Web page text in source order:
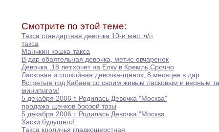
Смотрите по этой теме:
Такса стандартная девочка 10-и мес. ч/п
такса
Манчкин кошка-такса
В дар обаятельная девочка, метис-овчаренок
Девочка ,18 лет,хочет на Елку в Кремль,Срочно
Ласковая и спокойная девочка-щенок, 8 месяцев в дар
Встретьте год Кабана со своим живым ласковым и верным
минипигом!
5 декабря 2006 г. Родилась Девочка "Москва"
продажа щенков борзой тазы
5 декабря 2006 г. Родилась Девочка "Москва
Хаски будущего!
Такса кроличья гладкошерстная